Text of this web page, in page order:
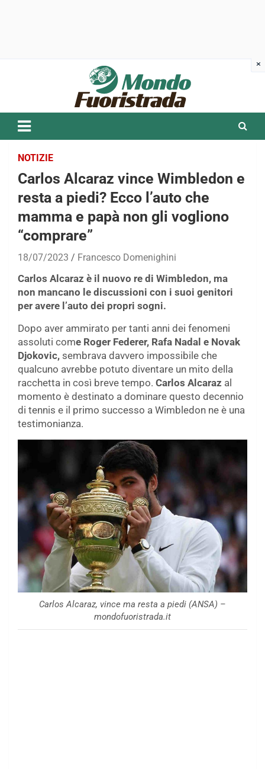
NOTIZIE
Carlos Alcaraz vince Wimbledon e
resta a piedi? Ecco l’auto che
mamma e papà non gli vogliono
“comprare”
18/07/2023 Francesco Domenighini
Carlos Alcaraz è il nuovo re di Wimbledon, ma
non mancano le discussioni con i suoi genitori
per avere l’auto dei propri sogni.
Dopo aver ammirato per tanti anni dei fenomeni
assoluti come Roger Federer, Rafa Nadal e Novak
Djokovic, sembrava davvero impossibile che
qualcuno avrebbe potuto diventare un mito della
racchetta in così breve tempo. Carlos Alcaraz al
momento è destinato a dominare questo decennio
di tennis e il primo successo a Wimbledon ne è una
testimonianza.
Carlos Alcaraz, vince ma resta a piedi (ANSA) –
mondofuoristrada.it